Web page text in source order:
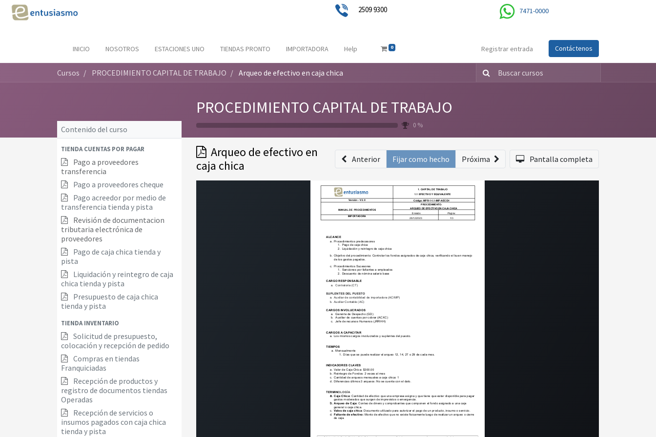
2509 9300 7471-0000
INICIO NOSOTROS ESTACIONES UNO TIENDAS PRONTO IMPORTADORA Help 0 Registrar entrada Contáctenos
Cursos PROCEDIMIENTO CAPITAL DE TRABAJO Arqueo de efectivo en caja chica
PROCEDIMIENTO CAPITAL DE TRABAJO
0 %
Contenido del curso
TIENDA CUENTAS POR PAGAR
Pago a proveedores
transferencia
Pago a proveedores cheque
Pago acreedor por medio de
transferencia tienda y pista
Revisión de documentacion
tributaria electrónica de
proveedores
Pago de caja chica tienda y
pista
Liquidación y reintegro de caja
chica tienda y pista
Presupuesto de caja chica
tienda y pista
TIENDA INVENTARIO
Solicitud de presupuesto,
colocación y recepción de pedido
Compras en tiendas
Franquiciadas
Recepción de productos y
registro de documentos tiendas
Operadas
Recepción de servicios o
insumos pagados con caja chica
tienda y pista
Arqueo de efectivo en
caja chica
Anterior Fijar como hecho Próxima Pantalla completa